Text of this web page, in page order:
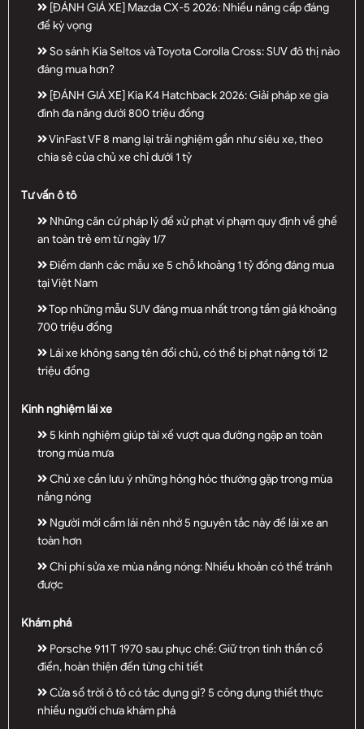
[ĐÁNH GIÁ XE] Mazda CX-5 2026: Nhiều nâng cấp đáng
để kỳ vọng
So sánh Kia Seltos và Toyota Corolla Cross: SUV đô thị nào
đáng mua hơn?
[ĐÁNH GIÁ XE] Kia K4 Hatchback 2026: Giải pháp xe gia
đình đa năng dưới 800 triệu đồng
VinFast VF 8 mang lại trải nghiệm gần như siêu xe, theo
chia sẻ của chủ xe chỉ dưới 1 tỷ
Tư vấn ô tô
Những căn cứ pháp lý để xử phạt vi phạm quy định về ghế
an toàn trẻ em từ ngày 1/7
Điểm danh các mẫu xe 5 chỗ khoảng 1 tỷ đồng đáng mua
tại Việt Nam
Top những mẫu SUV đáng mua nhất trong tầm giá khoảng
700 triệu đồng
Lái xe không sang tên đổi chủ, có thể bị phạt nặng tới 12
triệu đồng
Kinh nghiệm lái xe
5 kinh nghiệm giúp tài xế vượt qua đường ngập an toàn
trong mùa mưa
Chủ xe cần lưu ý những hỏng hóc thường gặp trong mùa
nắng nóng
Người mới cầm lái nên nhớ 5 nguyên tắc này để lái xe an
toàn hơn
Chi phí sửa xe mùa nắng nóng: Nhiều khoản có thể tránh
được
Khám phá
Porsche 911 T 1970 sau phục chế: Giữ trọn tinh thần cổ
điển, hoàn thiện đến từng chi tiết
Cửa sổ trời ô tô có tác dụng gì? 5 công dụng thiết thực
nhiều người chưa khám phá